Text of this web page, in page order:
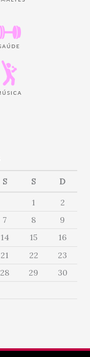
S S D
1
2
7 8
9
14 15
16
21 22
23
28 29
30